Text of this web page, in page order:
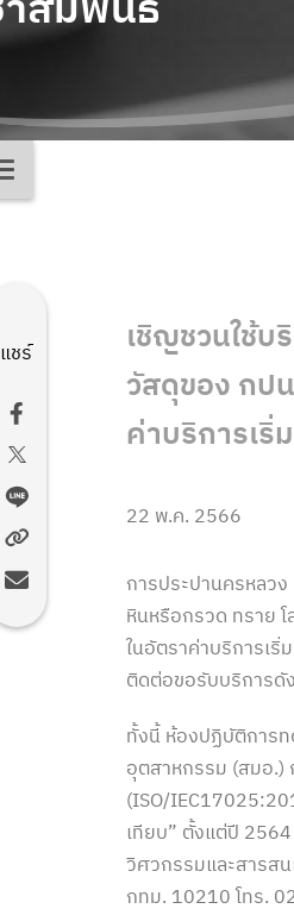
แชร์
เชิญชวนใช้
วัสดุของ กป
ค่าบริการเริ่
22 พ.ค. 2566
การประปานครหลว
หินหรือกรวด ทราย
ในอัตราค่าบริการเ
ติดต่อขอรับบริการดั
ทั้งนี้ ห้องปฏิบัติการ
อุตสาหกรรม (สมอ
(ISO/
เทียบ” ตั้งแต่ปี
วิศวกรรมและสารส
กทม. 10210 โทร.